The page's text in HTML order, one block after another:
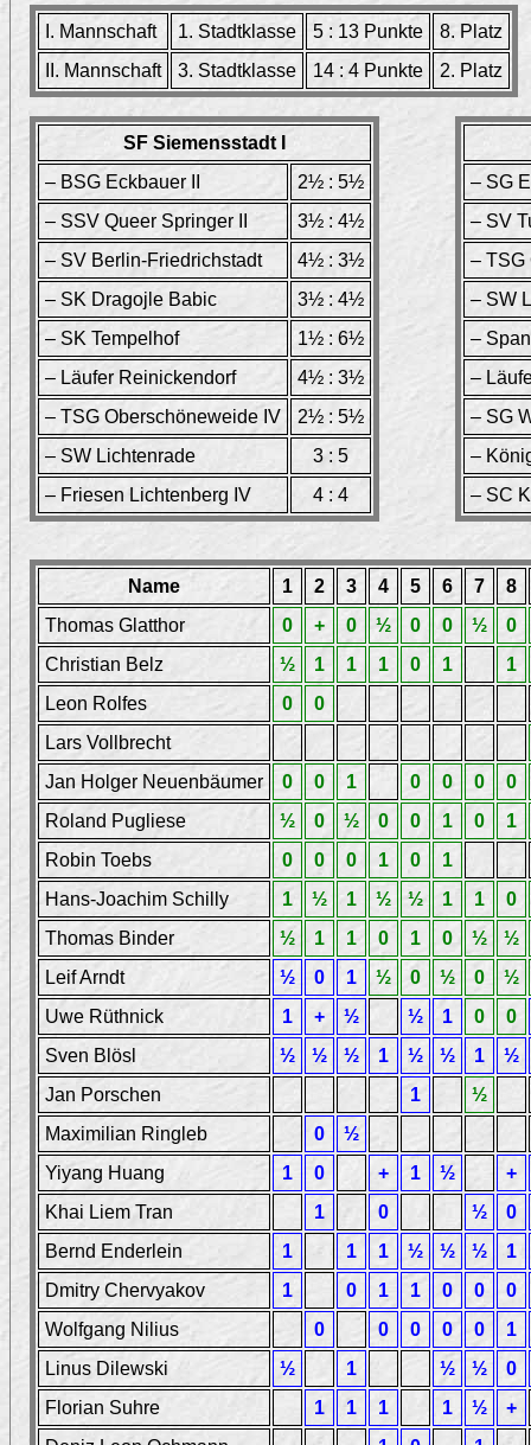
I. Mannschaft 1. Stadtklasse 5 : 13 Punkte
8. Platz
II. Mannschaft
3. Stadtklasse 14 : 4 Punkte 2. Platz
SF Siemensstadt I
– BSG Eckbauer II
2½ : 5½
– SSV Queer Springer II
3½ : 4½
– SV Berlin-Friedrichstadt
4½ : 3½
– SK Dragojle Babic
3½ : 4½
– SK Tempelhof
1½ : 6½
– Läufer Reinickendorf
4½ : 3½
– TSG Oberschöneweide IV
2½ : 5½
– SW Lichtenrade
3 : 5
– Friesen Lichtenberg IV
4 : 4
– SG
– SV
– TSG
– SW
–
–
– SG
–
– SC
Name 1 2 3 4 5 6 7
8
Thomas Glatthor
0 + 0 ½ 0 0 ½
0
Christian Belz
½ 1 1 1 0 1
1
Leon Rolfes
0
0
Lars Vollbrecht
Jan Holger Neuenbäumer
0 0 1 0 0 0
0
Roland Pugliese
½ 0 ½ 0 0 1 0
1
Robin Toebs
0 0 0 1 0
1
Hans-Joachim Schilly
1 ½ 1 ½ ½ 1 1
0
Thomas Binder
½ 1 1 0 1 0 ½
½
Leif Arndt
½ 0 1 ½ 0 ½ 0
½
Uwe Rüthnick
1 + ½ ½ 1 0
0
Sven Blösl
½ ½ ½ 1 ½ ½ 1
½
Jan Porschen
1
½
Maximilian Ringleb
0
½
Yiyang Huang
1 0 + 1 ½
+
Khai Liem Tran
1 0 ½
0
Bernd Enderlein
1 1 1 ½ ½ ½
1
Dmitry Chervyakov
1 0 1 1 0 0
0
Wolfgang Nilius
0 0 0 0 0
1
Linus Dilewski
½ 1 ½ ½
0
Florian Suhre
1 1 1 1 ½
+